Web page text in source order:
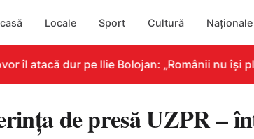
Locale Sport Cultură Naționale
îl atacă dur pe Ilie Bolojan: „Românii nu își
de presă UZPR –